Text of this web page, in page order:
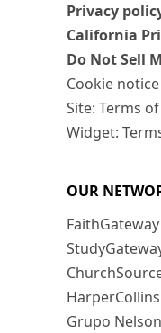
Privacy
California
Do Not Sell
Cookie notice
Site: Terms
Widget:
OUR
FaithGateway
Grupo Nelson